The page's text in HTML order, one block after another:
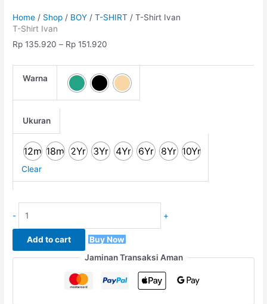
Home / Shop / BOY /T-SHIRT / T-Shirt Ivan
T-Shirt Ivan
Rp 135.920 – Rp 151.920
Warna
Ukuran
12m 18m 2Yr 3Yr 4Yr 6Yr 8Yr 10Yr
Clear
- +
Add to cart
Buy Now
Jaminan Transaksi Aman